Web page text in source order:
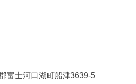
富士河口湖町船津3639-5